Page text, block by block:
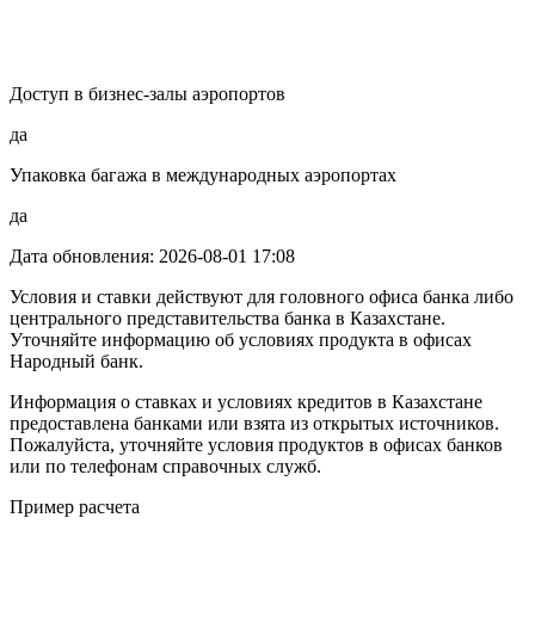
Доступ в бизнес-залы аэропортов
да
Упаковка багажа в международных аэропортах
да
Дата обновления: 2026-08-01 17:08
Условия и ставки действуют для головного офиса банка либо
центрального представительства банка в Казахстане.
Уточняйте информацию об условиях продукта в офисах
Народный банк.
Информация о ставках и условиях кредитов в Казахстане
предоставлена банками или взята из открытых источников.
Пожалуйста, уточняйте условия продуктов в офисах банков
или по телефонам справочных служб.
Пример расчета